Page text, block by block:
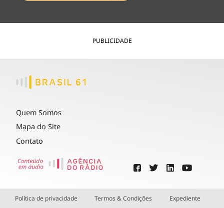
PUBLICIDADE
Quem Somos
Mapa do Site
Contato
Política de privacidade Termos & Condições Expediente